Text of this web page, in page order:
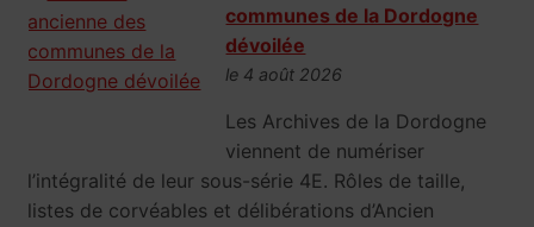
communes de la Dordogne
dévoilée
le 4 août 2026
Les Archives de la Dordogne
viennent de numériser
l’intégralité de leur sous-série 4E. Rôles de taille,
listes de corvéables et délibérations d’Ancien